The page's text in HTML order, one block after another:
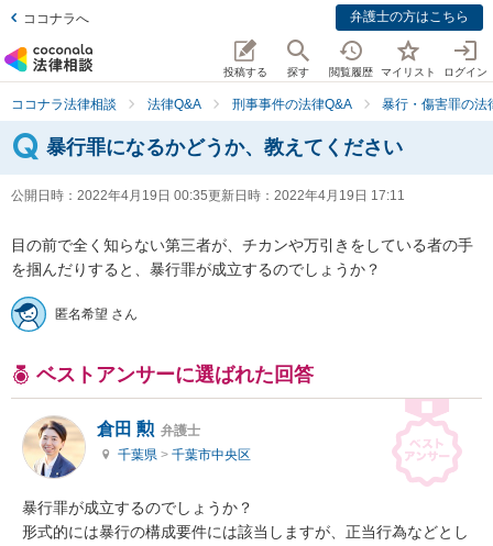
ココナラへ 弁護士の方はこちら
投稿する 探す 閲覧履歴 マイリスト ログイン
ココナラ法律相談 法律Q&A 刑事事件の法律Q&A 暴行・傷害罪の法
暴行罪になるかどうか、教えてください
公開日時： 2022年4月19日 00:35更新日時： 2022年4月19日 17:11
目の前で全く知らない第三者が、チカンや万引きをしている者の手
を掴んだりすると、暴行罪が成立するのでしょうか？
匿名希望 さん
ベストアンサーに選ばれた回答
倉田 勲 弁護士
千葉県 > 千葉市中央区
暴行罪が成立するのでしょうか？
形式的には暴行の構成要件には該当しますが、正当行為などとし